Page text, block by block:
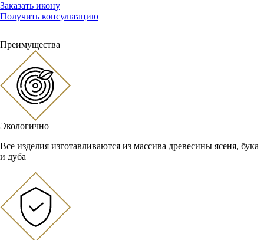
Заказать икону
Получить консультацию
Преимущества
Экологично
Все изделия изготавливаются из массива древесины ясеня, бука
и дуба